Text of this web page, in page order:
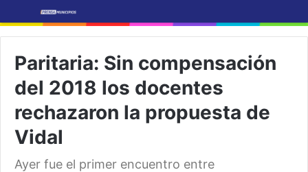
Paritaria: Sin compensación
del 2018 los docentes
rechazaron la propuesta de
Vidal
Ayer fue el primer encuentro entre